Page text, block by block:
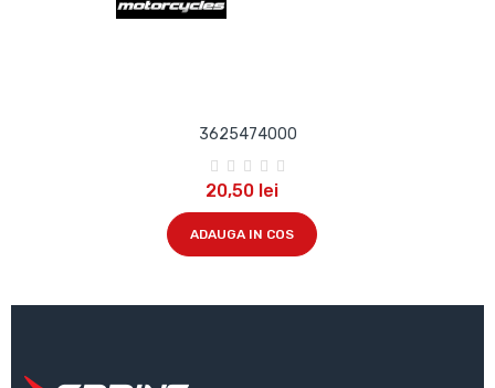
3625474000
20,50 lei
ADAUGA IN COS